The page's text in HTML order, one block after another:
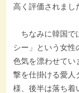
高く評価されまし
ちなみに韓国で
シー」という女性
色気を漂わせてい
撃を仕掛ける愛人
様、後半は落ち着